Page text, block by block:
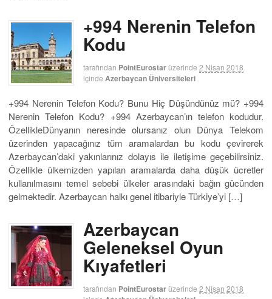
+994 Nerenin Telefon
Kodu
tarafından PointEurostarüzerinde 2 Nisan 2018
içinde Azerbaycan Üniversiteleri
+994 Nerenin Telefon Kodu? Bunu Hiç Düşündünüz mü? +994
Nerenin Telefon Kodu? +994 Azerbaycan’ın telefon kodudur.
ÖzellikleDünyanın neresinde olursanız olun Dünya Telekom
üzerinden yapacağınız tüm aramalardan bu kodu çevirerek
Azerbaycan’daki yakınlarınız dolayıs ile iletişime geçebilirsiniz.
Özellikle ülkemizden yapılan aramalarda daha düşük ücretler
kullanılmasını temel sebebi ülkeler arasındaki bağın gücünden
gelmektedir. Azerbaycan halkı genel itibariyle Türkiye’yi […]
Azerbaycan
Geleneksel Oyun
Kıyafetleri
tarafından PointEurostarüzerinde 2 Nisan 2018